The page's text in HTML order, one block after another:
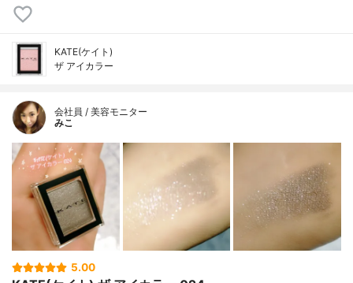
KATE(ケイト)
ザ アイカラー
会社員 / 美容モニター
みこ
5.00